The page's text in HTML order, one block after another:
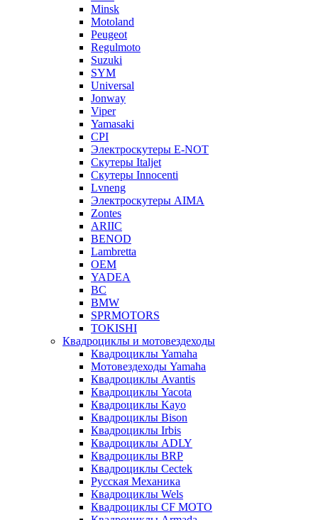
Minsk
Motoland
Peugeot
Regulmoto
Suzuki
SYM
Universal
Jonway
Viper
Yamasaki
CPI
Электроскутеры E-NOT
Скутеры Italjet
Скутеры Innocenti
Lvneng
Электроскутеры AIMA
Zontes
ARIIC
BENOD
Lambretta
OEM
YADEA
BC
BMW
SPRMOTORS
TOKISHI
Квадроциклы и мотовездеходы
Квадроциклы Yamaha
Мотовездеходы Yamaha
Квадроциклы Avantis
Квадроциклы Yacota
Квадроциклы Kayo
Квадроциклы Bison
Квадроциклы Irbis
Квадроциклы ADLY
Квадроциклы BRP
Квадроциклы Cectek
Русская Механика
Квадроциклы Wels
Квадроциклы CF MOTO